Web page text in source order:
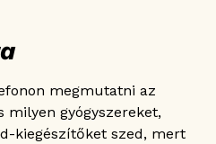
megmutatni az
milyen gyógyszereket,
kiegészítőket szed, mert